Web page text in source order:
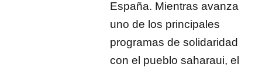
España. Mientras avanza
uno de los principales
programas de solidaridad
con el pueblo saharaui, el